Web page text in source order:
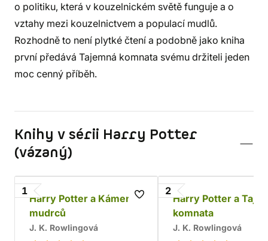
o politiku, která v kouzelnickém světě funguje a o
vztahy mezi kouzelnictvem a populací mudlů.
Rozhodně to není plytké čtení a podobně jako kniha
první předává Tajemná komnata svému držiteli jeden
moc cenný příběh.
Knihy v sérii Harry Potter
(vázaný)
1
Harry Potter a Kámen
mudrců
J. K. Rowlingová
2
Harry Potter a
komnata
J. K. Rowlingová